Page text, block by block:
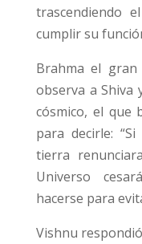
trascendiendo
cumplir su
Brahma el gran
observa a Shiva
cósmico, el que
para decirle:
tierra
Universo
hacerse para
Vishnu